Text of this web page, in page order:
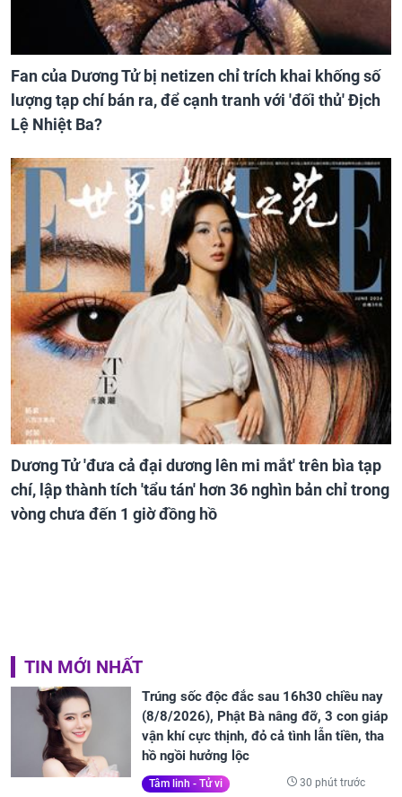
Fan của Dương Tử bị netizen chỉ trích khai khống số
lượng tạp chí bán ra, để cạnh tranh với 'đối thủ' Địch
Lệ Nhiệt Ba?
Dương Tử 'đưa cả đại dương lên mi mắt' trên bìa tạp
chí, lập thành tích 'tẩu tán' hơn 36 nghìn bản chỉ trong
vòng chưa đến 1 giờ đồng hồ
TIN MỚI NHẤT
Trúng sốc độc đắc sau 16h30 chiều nay
(8/8/2026), Phật Bà nâng đỡ, 3 con giáp
vận khí cực thịnh, đỏ cả tình lẫn tiền, tha
hồ ngồi hưởng lộc
Tâm linh - Tử vi 30 phút trước